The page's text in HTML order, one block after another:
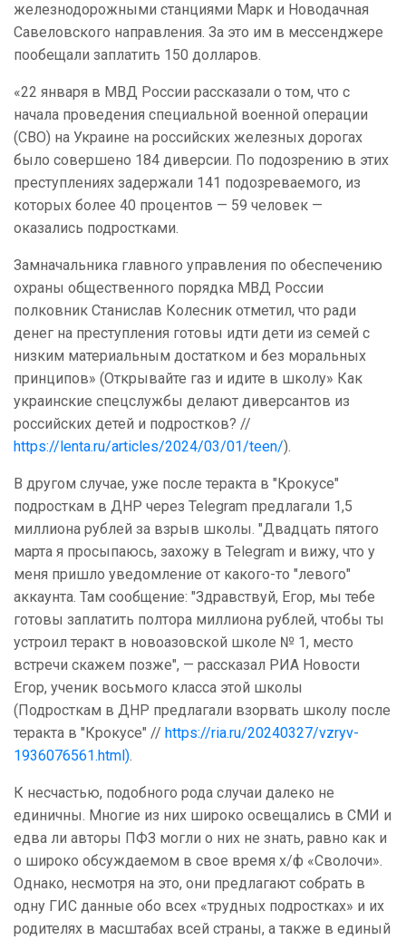
железнодорожными станциями Марк и Новодачная
Савеловского направления. За это им в мессенджере
пообещали заплатить 150 долларов.
«22 января в МВД России рассказали о том, что с
начала проведения специальной военной операции
(СВО) на Украине на российских железных дорогах
было совершено 184 диверсии. По подозрению в этих
преступлениях задержали 141 подозреваемого, из
которых более 40 процентов — 59 человек —
оказались подростками.
Замначальника главного управления по обеспечению
охраны общественного порядка МВД России
полковник Станислав Колесник отметил, что ради
денег на преступления готовы идти дети из семей с
низким материальным достатком и без моральных
принципов» (Открывайте газ и идите в школу» Как
украинские спецслужбы делают диверсантов из
российских детей и подростков? //
https://lenta.ru/articles/2024/03/01/teen/).
В другом случае, уже после теракта в "Крокусе"
подросткам в ДНР через Telegram предлагали 1,5
миллиона рублей за взрыв школы. "Двадцать пятого
марта я просыпаюсь, захожу в Telegram и вижу, что у
меня пришло уведомление от какого-то "левого"
аккаунта. Там сообщение: "Здравствуй, Егор, мы тебе
готовы заплатить полтора миллиона рублей, чтобы ты
устроил теракт в новоазовской школе № 1, место
встречи скажем позже", — рассказал РИА Новости
Егор, ученик восьмого класса этой школы
(Подросткам в ДНР предлагали взорвать школу после
теракта в "Крокусе" // https://ria.ru/20240327/vzryv-
1936076561.html).
К несчастью, подобного рода случаи далеко не
единичны. Многие из них широко освещались в СМИ и
едва ли авторы ПФЗ могли о них не знать, равно как и
о широко обсуждаемом в свое время х/ф «Сволочи».
Однако, несмотря на это, они предлагают собрать в
одну ГИС данные обо всех «трудных подростках» и их
родителях в масштабах всей страны, а также в единый